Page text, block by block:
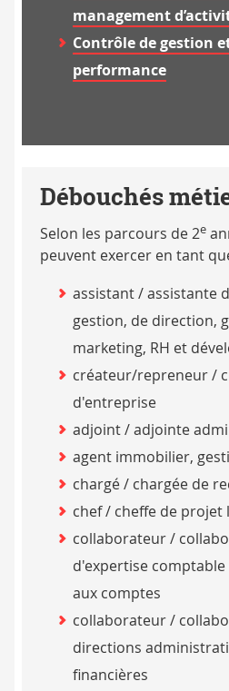
management
Contrôle de gestion
performance
Débouchés
Selon les parcours de 2e
peuvent exercer en tant
assistant / assistante
gestion, de direction,
marketing, RH et
créateur/repreneur /
d'entreprise
adjoint / adjointe
agent immobilier,
chargé / chargée de
chef / cheffe de projet
collaborateur /
d'expertise
aux comptes
collaborateur /
directions
financières